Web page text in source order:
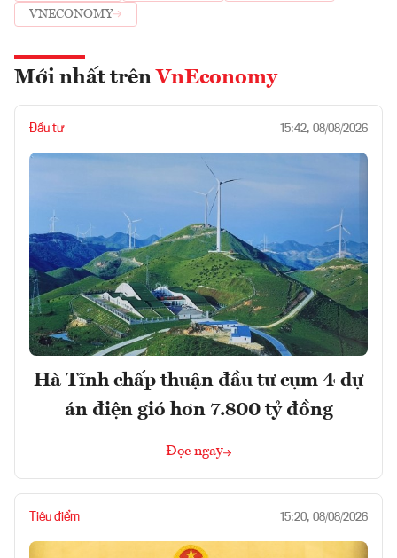
VNECONOMY
Mới nhất trên VnEconomy
Đầu tư 15:42, 08/08/2026
Hà Tĩnh chấp thuận đầu tư cụm 4 dự
án điện gió hơn 7.800 tỷ đồng
Đọc ngay
Tiêu điểm 15:20, 08/08/2026